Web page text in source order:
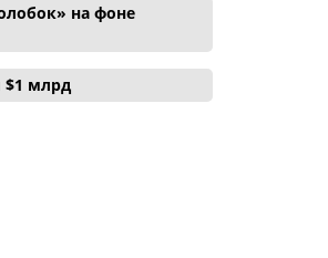
на фоне
$1 млрд